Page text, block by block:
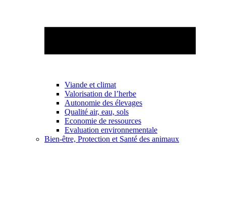
Viande et climat
Valorisation de l’herbe
Autonomie des élevages
Qualité air, eau, sols
Economie de ressources
Evaluation environnementale
Bien-être, Protection et Santé des animaux